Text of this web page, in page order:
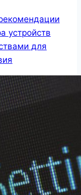
устройств
для